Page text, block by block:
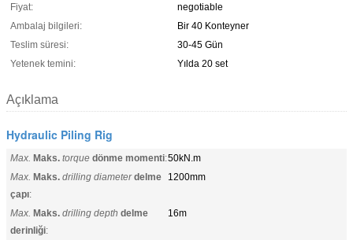
Fiyat:
negotiable
Ambalaj bilgileri:
Bir 40 Konteyner
Teslim süresi:
30-45 Gün
Yetenek temini:
Yılda 20 set
Açıklama
Hydraulic Piling Rig
Max. Maks. torque dönme momenti:50kN.m
Max. Maks. drilling diameter delme
çapı:
1200mm
Max. Maks. drilling depth delme
derinliği:
16m